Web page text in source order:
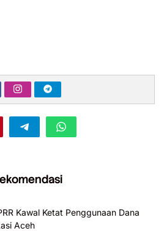
Kawal Ketat Penggunaan Dana
Aceh